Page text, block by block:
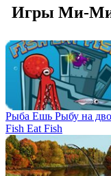
Игры Ми-
Рыба Ешь Рыбу на
Fish Eat Fish